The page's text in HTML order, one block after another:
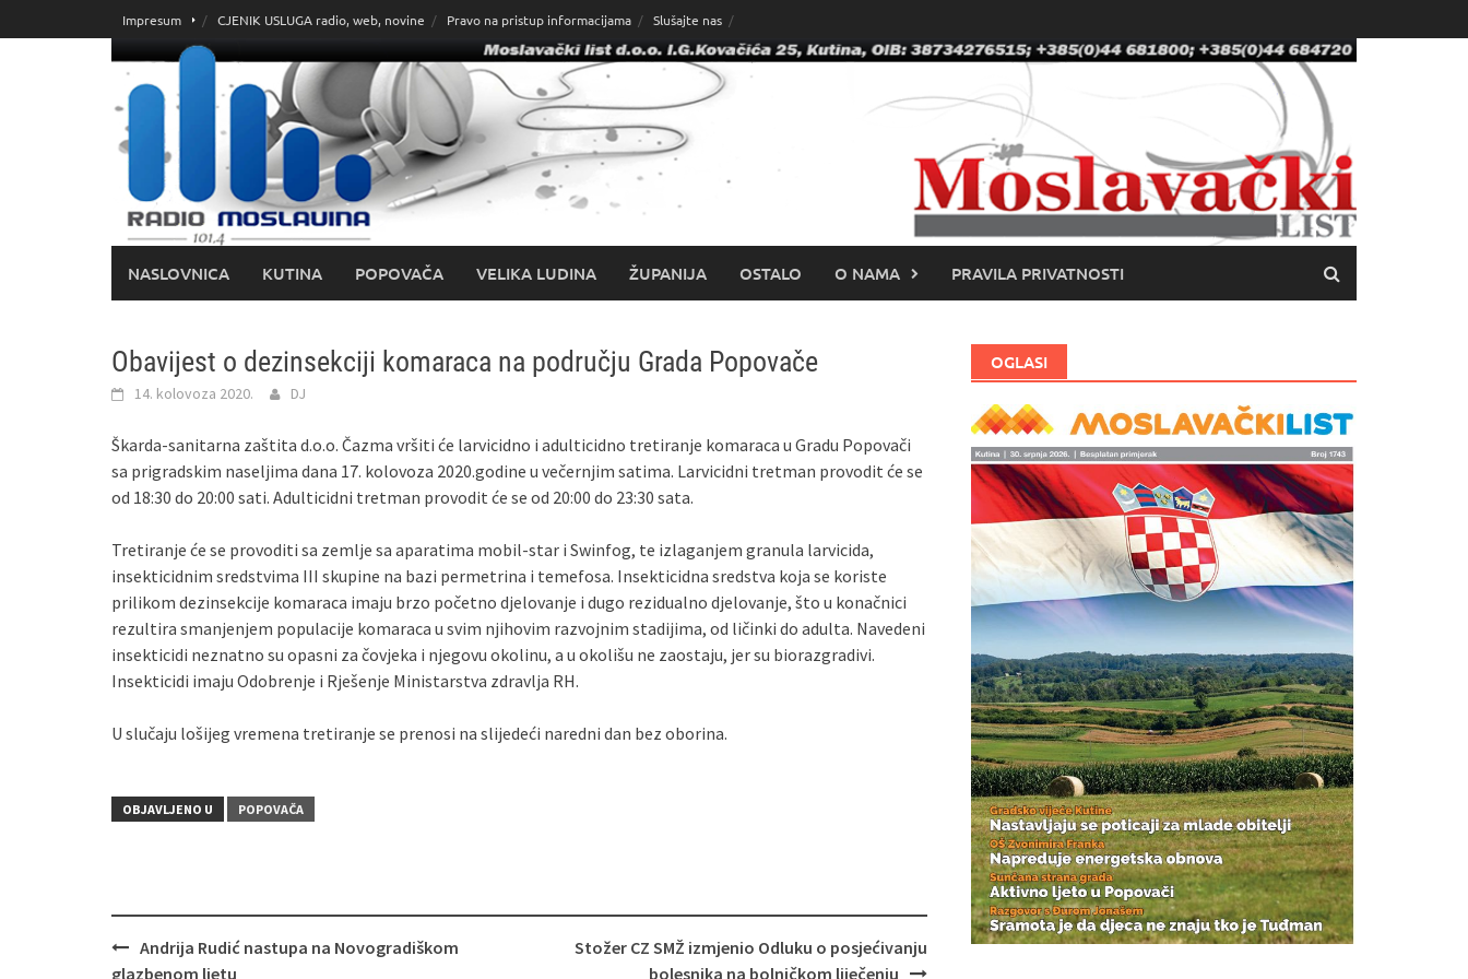
do
Impresum CJENIK USLUGA radio, web, novine Pravo na pristup informacijama Slušajte nas
NASLOVNICA KUTINA POPOVAČA VELIKA LUDINA ŽUPANIJA OSTALO O NAMA PRAVILA PRIVATNOSTI
Obavijest o dezinsekciji komaraca na području Grada Popovače
14. kolovoza 2020. DJ
Škarda-sanitarna zaštita d.o.o. Čazma vršiti će larvicidno i adulticidno tretiranje komaraca u Gradu Popovači
sa prigradskim naseljima dana 17. kolovoza 2020.godine u večernjim satima. Larvicidni tretman provodit će se
od 18:30 do 20:00 sati. Adulticidni tretman provodit će se od 20:00 do 23:30 sata.
Tretiranje će se provoditi sa zemlje sa aparatima mobil-star i Swinfog, te izlaganjem granula larvicida,
insekticidnim sredstvima III skupine na bazi permetrina i temefosa. Insekticidna sredstva koja se koriste
prilikom dezinsekcije komaraca imaju brzo početno djelovanje i dugo rezidualno djelovanje, što u konačnici
rezultira smanjenjem populacije komaraca u svim njihovim razvojnim stadijima, od ličinki do adulta. Navedeni
insekticidi neznatno su opasni za čovjeka i njegovu okolinu, a u okolišu ne zaostaju, jer su biorazgradivi.
Insekticidi imaju Odobrenje i Rješenje Ministarstva zdravlja RH.
U slučaju lošijeg vremena tretiranje se prenosi na slijedeći naredni dan bez oborina.
OBJAVLJENO U POPOVAČA
Navigacija
Andrija Rudić nastupa na Novogradiškom
glazbenom ljetu
Stožer CZ SMŽ izmjenio Odluku o posjećivanju
bolesnika na bolničkom liječenju
OGLASI